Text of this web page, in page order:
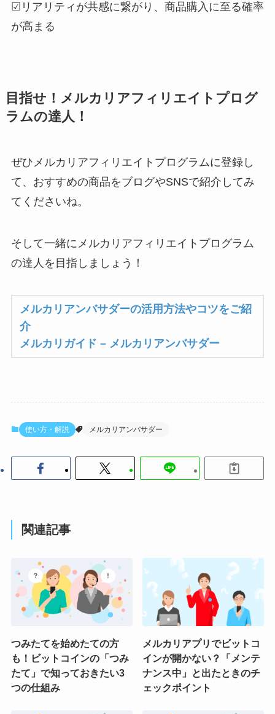
☑︎リアリティが共感に繋がり、商品購入に至る確率
が高まる
目指せ！メルカリアフィリエイトプログ
ラムの達人！
ぜひメルカリアフィリエイトプログラムに登録し
て、おすすめの商品をブログやSNSで紹介してみ
てくださいね。
そして一緒にメルカリアフィリエイトプログラム
の達人を目指しましょう！
メルカリアンバサダーの活用方法やコツをご紹
介
メルカリガイド – メルカリアンバサダー
使い方・解説 メルカリアンバサダー
関連記事
つみたてを始めたての方
も！ビットコインの「つみ
たて」で知っておきたい3
つの仕組み
メルカリアプリでビットコ
インが開かない？「メンテ
ナンス中」と出たときのチ
ェックポイント